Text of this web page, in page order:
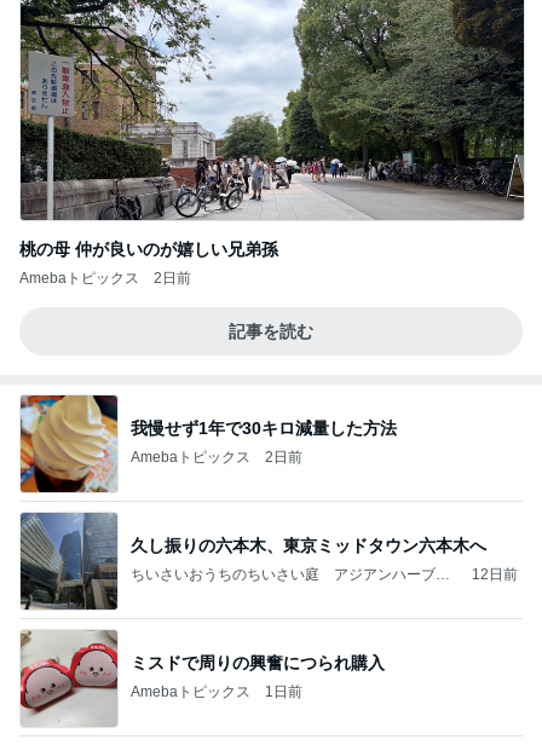
桃の母 仲が良いのが嬉しい兄弟孫
Amebaトピックス 2日前
記事を読む
我慢せず1年で30キロ減量した方法
Amebaトピックス 2日前
久し振りの六本木、東京ミッドタウン六本木へ
ちいさいおうちのちいさい庭 アジアンハーブと
12日前
ミスドで周りの興奮につられ購入
Amebaトピックス 1日前